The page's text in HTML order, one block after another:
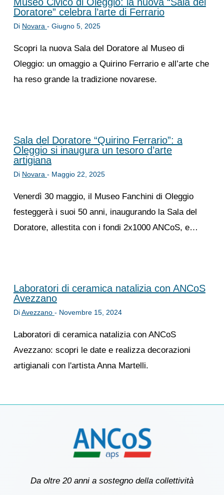
Doratore” celebra l’arte di Ferrario
Di Novara - Giugno 5, 2025
Scopri la nuova Sala del Doratore al Museo di
Oleggio: un omaggio a Quirino Ferrario e all’arte che
ha reso grande la tradizione novarese.
Sala del Doratore “Quirino Ferrario”: a
Oleggio si inaugura un tesoro d’arte
artigiana
Di Novara - Maggio 22, 2025
Venerdì 30 maggio, il Museo Fanchini di Oleggio
festeggerà i suoi 50 anni, inaugurando la Sala del
Doratore, allestita con i fondi 2x1000 ANCoS, e…
Laboratori di ceramica natalizia con ANCoS
Avezzano
DiAvezzano - Novembre 15, 2024
Laboratori di ceramica natalizia con ANCoS
Avezzano: scopri le date e realizza decorazioni
artigianali con l'artista Anna Martelli.
Da oltre 20 anni a sostegno della collettività